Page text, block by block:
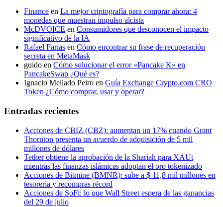
Finance en La mejor criptografía para comprar ahora: 4
monedas que muestran impulso alcista
McDVOICE en Consumidores que desconocen el impacto
significativo de la IA
Rafael Farías en Cómo encontrar su frase de recuperación
secreta en MetaMask
guido en Cómo solucionar el error «Pancake K» en
PancakeSwap ¿Qué es?
Ignacio Mellado Peiro en Guía Exchange Crypto.com CRO
Token ¿Cómo comprar, usar y operar?
Entradas recientes
Acciones de CBIZ (CBZ): aumentan un 17% cuando Grant
Thornton presenta un acuerdo de adquisición de 5 mil
millones de dólares
Tether obtiene la aprobación de la Shariah para XAUt
mientras las finanzas islámicas adoptan el oro tokenizado
Acciones de Bitmine (BMNR): sube a $ 11,8 mil millones en
tesorería y recompras récord
Acciones de SoFi: lo que Wall Street espera de las ganancias
del 29 de julio